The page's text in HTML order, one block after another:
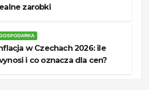
zarobki
w Czechach 2026: ile
i co oznacza dla cen?